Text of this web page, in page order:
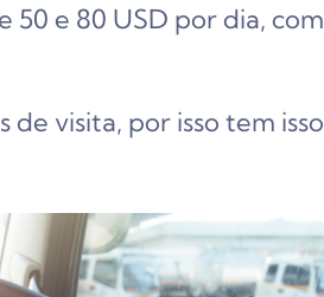
e 80 USD por dia, com
visita, por isso tem isso